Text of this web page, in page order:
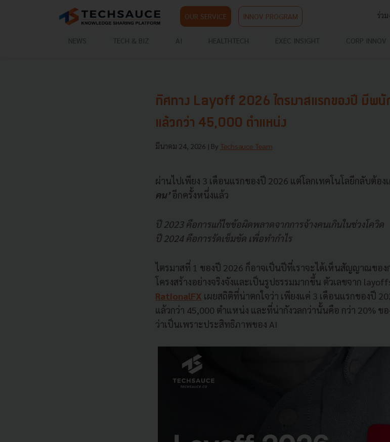
OUR SERVICE INNOV PROGRAM ร่ว
NEWS TECH & BIZ AI HEALTHTECH EXEC INSIGHT CORP INNOV
ทิศทาง Layoff 2026 ไตรมาสแรกของปี มีพนั
แล้วกว่า 45,000 ตำแหน่ง
มีนาคม 24, 2026 | By Techsauce Team
ผ่านไปเพียง 3 เดือนแรกของปี 2026 แต่โลกเทคโนโลยีกลับต้อ
คน’อีกครั้งหนึ่งแล้ว
ปี 2023 คือการแก้ไขข้อผิดพลาดจากการจ้างคนเกินในช่วงโควิด
ปี 2024 คือการรัดเข็มขัด เพื่อทำกำไร
ไตรมาสที่ 1 ของปี 2026 ก็อาจเป็นปีที่เราจะได้เห็นสัญญาณของ
โครงสร้างอย่างจริงจังและเป็นรูปธรรมมากขึ้น ตัวเลขจาก
RationalFX เผยสถิติที่น่าตกใจว่า เพียงแค่ 3 เดือนแรกของปี
แล้วกว่า 45,000 ตำแหน่ง และที่น่ากังวลกว่านั้นคือ กว่า 20% ข
ว่าเป็นเพราะประสิทธิภาพของ AI